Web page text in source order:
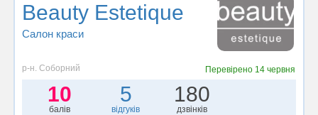
Beauty Estetique
Салон краси
р-н. Соборний Перевірено 14 червня
10
балів
5
відгуків
180
дзвінків